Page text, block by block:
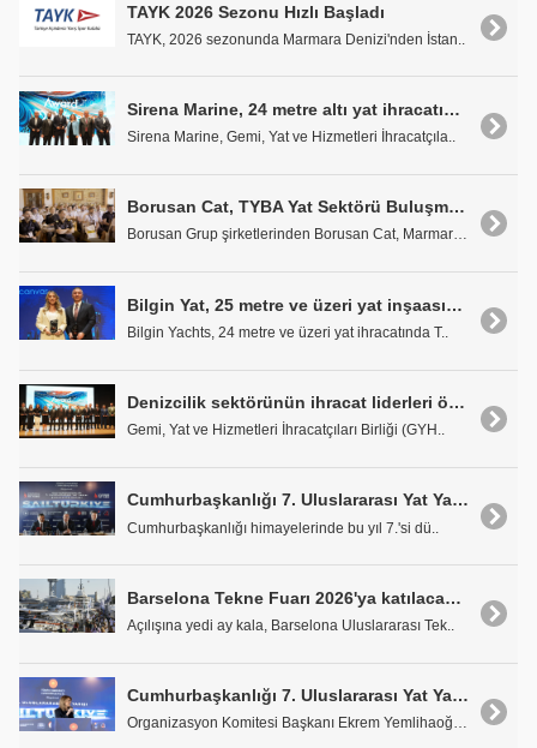
TAYK 2026 Sezonu Hızlı Başladı
TAYK, 2026 sezonunda Marmara Denizi'nden İstan..
Sirena Marine, 24 metre altı yat ihracatında liderliğini sürdürdü
Sirena Marine, Gemi, Yat ve Hizmetleri İhracatçıla..
Borusan Cat, TYBA Yat Sektörü Buluşması'nda çözümlerini sektörle buluşturdu
Borusan Grup şirketlerinden Borusan Cat, Marmaris ..
Bilgin Yat, 25 metre ve üzeri yat inşaasında Türkiye'nin ihracat şampiyonu oldu
Bilgin Yachts, 24 metre ve üzeri yat ihracatında T..
Denizcilik sektörünün ihracat liderleri ödüllerini aldı
Gemi, Yat ve Hizmetleri İhracatçıları Birliği (GYH..
Cumhurbaşkanlığı 7. Uluslararası Yat Yarışları Çanakkale Etabıyla Başlıyor
Cumhurbaşkanlığı himayelerinde bu yıl 7.'si dü..
Barselona Tekne Fuarı 2026'ya katılacak ilk büyük markalar açıklandı
Açılışına yedi ay kala, Barselona Uluslararası Tek..
Cumhurbaşkanlığı 7. Uluslararası Yat Yarışları 23 Nisan'da start alıyor
Organizasyon Komitesi Başkanı Ekrem Yemlihaoğlu, y..